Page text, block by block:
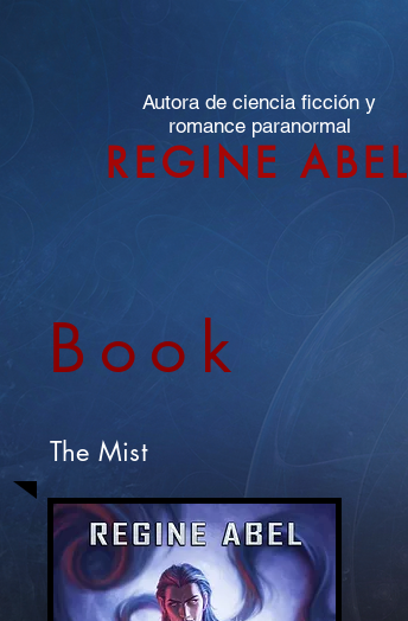
Autora de ciencia ficción y
romance paranormal
REGINE ABEL
Book
The Mist
Add a Title